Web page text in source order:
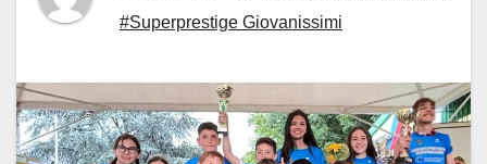
#Superprestige Giovanissimi